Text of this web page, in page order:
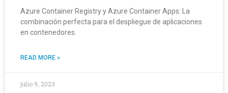
Azure Container Registry y Azure Container Apps: La
combinación perfecta para el despliegue de aplicaciones
en contenedores.
READ MORE »
julio 9, 2023